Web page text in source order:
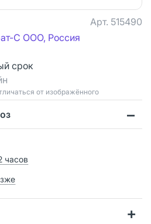
Арт. 515490
С ООО, Россия
срок
от изображённого
часов